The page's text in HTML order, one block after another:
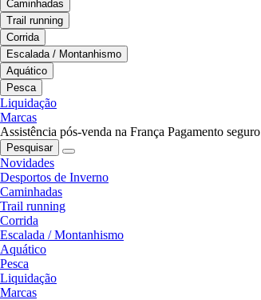
Caminhadas
Trail running
Corrida
Escalada / Montanhismo
Aquático
Pesca
Liquidação
Marcas
Assistência pós-venda na França Pagamento seguro
Pesquisar
Novidades
Desportos de Inverno
Caminhadas
Trail running
Corrida
Escalada / Montanhismo
Aquático
Pesca
Liquidação
Marcas